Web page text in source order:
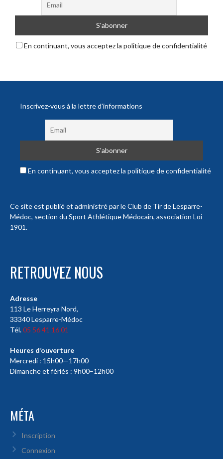
En continuant, vous acceptez la politique de confidentialité
Inscrivez-vous à la lettre d'informations
En continuant, vous acceptez la politique de confidentialité
Ce site est publié et administré par le Club de Tir de Lesparre-
Médoc, section du Sport Athlétique Médocain, association Loi
1901.
RETROUVEZ NOUS
Adresse
113 Le Herreyra Nord,
33340 Lesparre-Médoc
Tél.05 56 41 16 01
Heures d’ouverture
Mercredi : 15h00—17h00
Dimanche et fériés : 9h00–12h00
MÉTA
Inscription
Connexion